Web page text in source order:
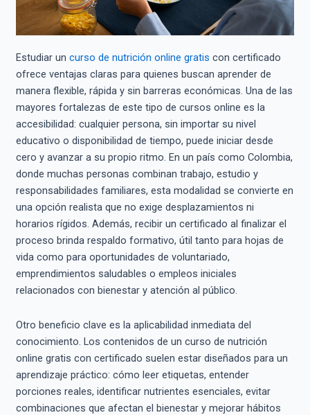
Estudiar un curso de nutrición online gratis con certificado
ofrece ventajas claras para quienes buscan aprender de
manera flexible, rápida y sin barreras económicas. Una de las
mayores fortalezas de este tipo de cursos online es la
accesibilidad: cualquier persona, sin importar su nivel
educativo o disponibilidad de tiempo, puede iniciar desde
cero y avanzar a su propio ritmo. En un país como Colombia,
donde muchas personas combinan trabajo, estudio y
responsabilidades familiares, esta modalidad se convierte en
una opción realista que no exige desplazamientos ni
horarios rígidos. Además, recibir un certificado al finalizar el
proceso brinda respaldo formativo, útil tanto para hojas de
vida como para oportunidades de voluntariado,
emprendimientos saludables o empleos iniciales
relacionados con bienestar y atención al público.
Otro beneficio clave es la aplicabilidad inmediata del
conocimiento. Los contenidos de un curso de nutrición
online gratis con certificado suelen estar diseñados para un
aprendizaje práctico: cómo leer etiquetas, entender
porciones reales, identificar nutrientes esenciales, evitar
combinaciones que afectan el bienestar y mejorar hábitos